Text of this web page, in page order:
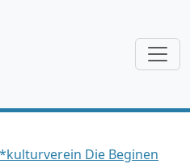
Die Beginen